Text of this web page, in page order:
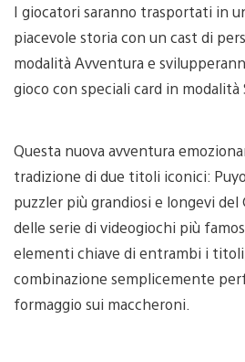
I giocatori saranno trasportati in
piacevole storia con un cast di
modalità Avventura e
gioco con speciali card in modalità
Questa nuova avventura
tradizione di due titoli iconici:
puzzler più grandiosi e longevi del
delle serie di videogiochi più
elementi chiave di entrambi i
combinazione semplicemente
formaggio sui maccheroni.